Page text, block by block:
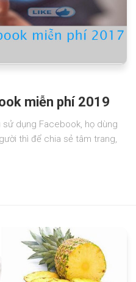
miễn phí 2019
sử dụng Facebook, họ dùng
thì để chia sẻ tâm trang,